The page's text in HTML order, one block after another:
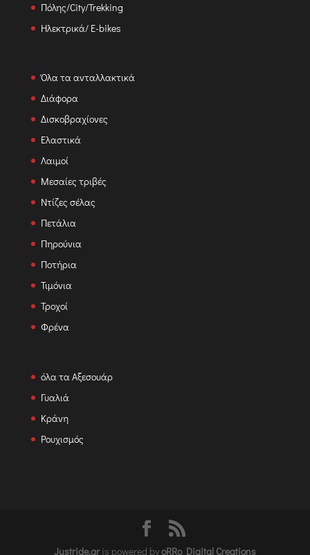
Πόλης/City/Trekking
Ηλεκτρικά/ E-bikes
Όλα τα ανταλλακτικά
Διάφορα
Δισκοβραχίονες
Ελαστικά
Λαιμοί
Μεσαίες τριβές
Ντίζες σέλας
Πετάλια
Πηρούνια
Ποτήρια
Τιμόνια
Τροχοί
Φρένα
όλα τα Αξεσουάρ
Γυαλιά
Κράνη
Ρουχισμός
Justride.gris powered byoRRo Digital Creations